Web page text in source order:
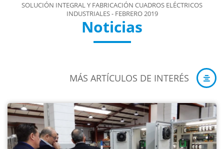
SOLUCIÓN INTEGRAL Y FABRICACIÓN CUADROS ELÉCTRICOS
INDUSTRIALES - FEBRERO 2019
Noticias
MÁS ARTÍCULOS DE INTERÉS